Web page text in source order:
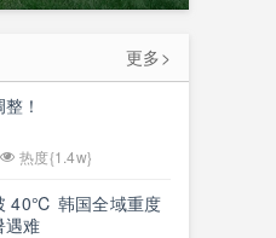
更多>
！
热度{1.4w}
40℃ 韩国全域重度
遇难